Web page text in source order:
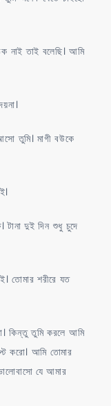
নাই তাই বলেছি। আমি
তুমি। মাগী বউকে
দুই দিন শুধু চুদে
তোমার শরীরে যত
কিন্তু তুমি করলে আমি
করো। আমি তোমার
যে আমার